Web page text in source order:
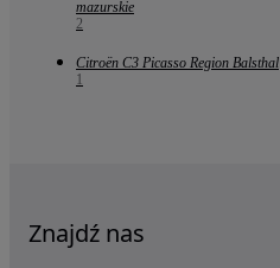
mazurskie
2
Citroën C3 Picasso Region Balsthal
1
Znajdź nas